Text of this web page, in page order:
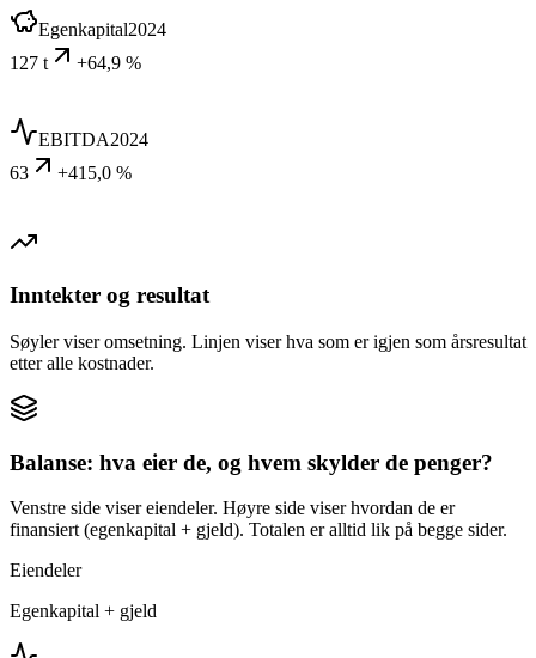
Egenkapital2024
127 t
+64,9 %
EBITDA2024
63
+415,0 %
Inntekter og resultat
Søyler viser omsetning. Linjen viser hva som er igjen som årsresultat
etter alle kostnader.
Balanse: hva eier de, og hvem skylder de penger?
Venstre side viser eiendeler. Høyre side viser hvordan de er
finansiert (egenkapital + gjeld). Totalen er alltid lik på begge sider.
Eiendeler
Egenkapital + gjeld